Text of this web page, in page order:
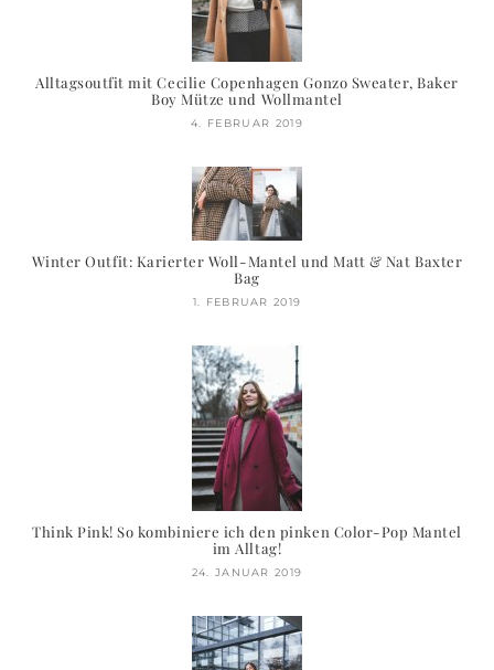
Alltagsoutfit mit Cecilie Copenhagen Gonzo Sweater, Baker
Boy Mütze und Wollmantel
4. FEBRUAR 2019
Winter Outfit: Karierter Woll-Mantel und Matt & Nat Baxter
Bag
1. FEBRUAR 2019
Think Pink! So kombiniere ich den pinken Color-Pop Mantel
im Alltag!
24. JANUAR 2019